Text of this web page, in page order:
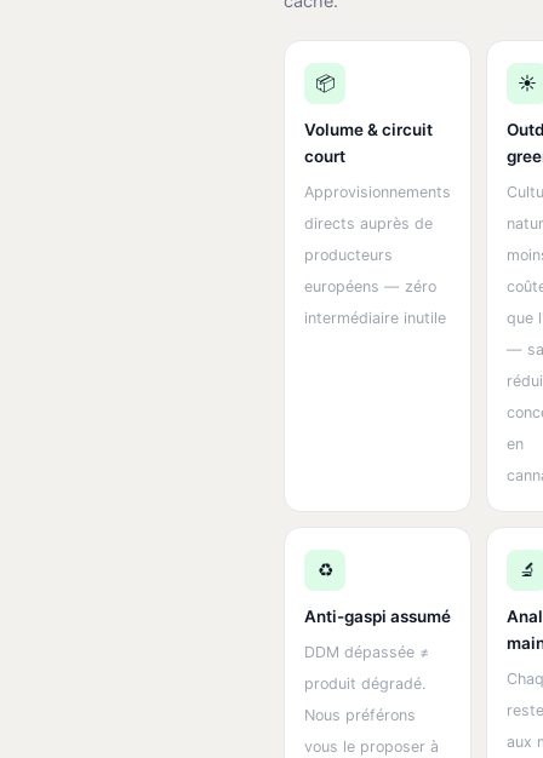
📦
Volume & circuit
court
Approvisionnements
directs auprès de
producteurs
européens — zéro
intermédiaire inutile
☀️
que
—
en
♻️
Anti-gaspi assumé
DDM dépassée ≠
produit dégradé.
Nous préférons
vous le proposer à
🔬
aux